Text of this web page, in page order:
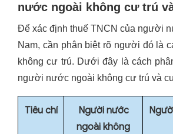
nước ngoài không cư trú
Để xác định thuế TNCN của người
Nam, cần phân biệt rõ người đó là
không cư trú. Dưới đây là cách
người nước ngoài không cư trú và
Tiêu chí
Người nước
ngoài không